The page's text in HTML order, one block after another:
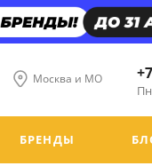
Москва и МО
БРЕНДЫ